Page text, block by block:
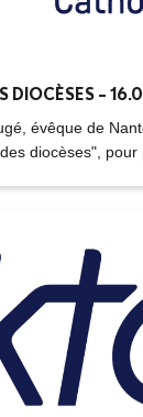
DIOCÈSES –
évêque de
diocèses", pour
: lire la Bible
avec une
à Bois-
« fraternité » pour
de la Bible.
de ces